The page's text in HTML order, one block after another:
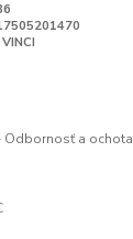
Odbornosť a ochota